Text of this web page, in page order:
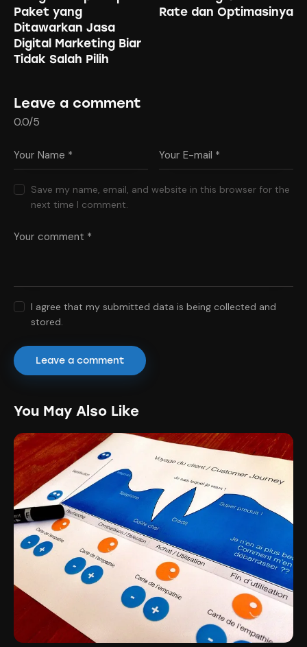
Paket yang
Ditawarkan Jasa
Digital Marketing Biar
Tidak Salah Pilih
Rate dan Optimasinya
Leave a comment
0.0/5
Save my name, email, and website in this browser for the
next time I comment.
I agree that my submitted data is being collected and
stored.
You May Also Like